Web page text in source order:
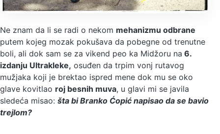
Ne znam da li se radi o nekom mehanizmu odbrane
putem kojeg mozak pokušava da pobegne od trenutne
boli, ali dok sam se za vikend peo ka Midžoru na 6.
izdanju Ultrakleke, osuđen da trpim vonj rutavog
mužjaka koji je brektao ispred mene dok mu se oko
glave kovitlao roj besnih muva, u glavi mi se javila
sledeća misao: šta bi Branko Ćopić napisao da se bavio
trejlom?